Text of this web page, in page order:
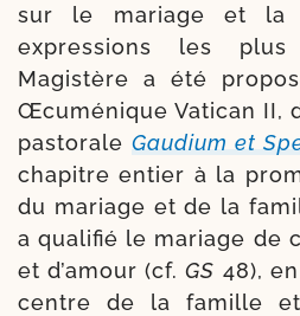
sur le mariage et la
expres­sions les
Magistère a été
Œcuménique Vatican II,
pas­to­rale Gaudium et
cha­pitre entier à la
du mariage et de la
a qua­li­fié le mariage de
et d’amour (cf.GS 48),
centre de la famille